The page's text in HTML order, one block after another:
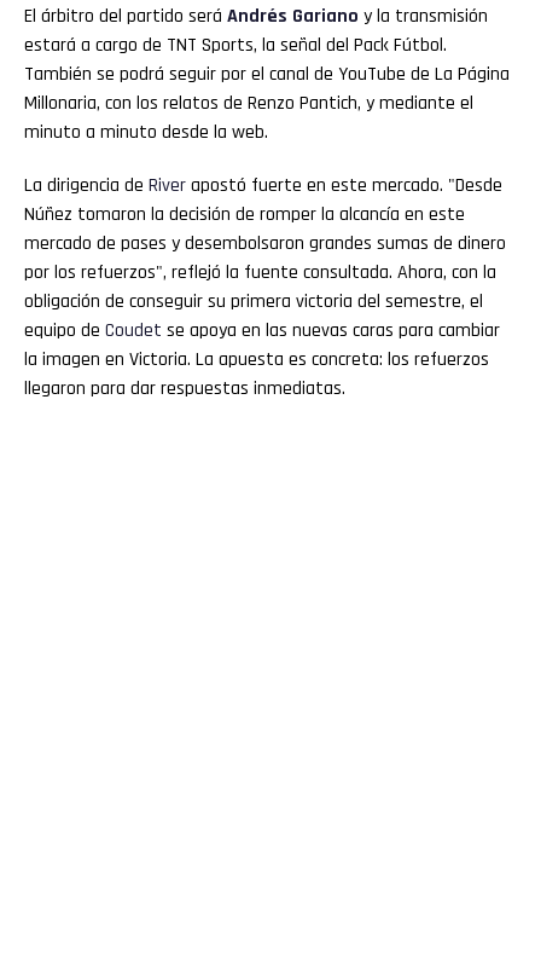
El árbitro del partido será Andrés Gariano y la transmisión
estará a cargo de TNT Sports, la señal del Pack Fútbol.
También se podrá seguir por el canal de YouTube de La Página
Millonaria, con los relatos de Renzo Pantich, y mediante el
minuto a minuto desde la web.
La dirigencia de Riverapostó fuerte en este mercado. "Desde
Núñez tomaron la decisión de romper la alcancía en este
mercado de pases y desembolsaron grandes sumas de dinero
por los refuerzos", reflejó la fuente consultada. Ahora, con la
obligación de conseguir su primera victoria del semestre, el
equipo de Coudet se apoya en las nuevas caras para cambiar
la imagen en Victoria. La apuesta es concreta: los refuerzos
llegaron para dar respuestas inmediatas.